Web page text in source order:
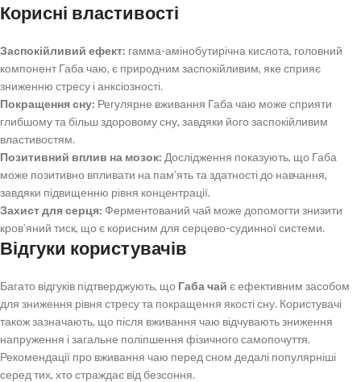
Корисні властивості
Заспокійливий ефект: гамма-амінобутирічна кислота, головний
компонент Габа чаю, є природним заспокійливим, яке сприяє
зниженню стресу і анксіозності.
Покращення сну: Регулярне вживання Габа чаю може сприяти
глибшому та більш здоровому сну, завдяки його заспокійливим
властивостям.
Позитивний вплив на мозок: Дослідження показують, що Габа
може позитивно впливати на пам’ять та здатності до навчання,
завдяки підвищенню рівня концентрації.
Захист для серця: Ферментований чай може допомогти знизити
кров’яний тиск, що є корисним для серцево-судинної системи.
Відгуки користувачів
Багато відгуків підтверджують, що Габа чай є ефективним засобом
для зниження рівня стресу та покращення якості сну. Користувачі
також зазначають, що після вживання чаю відчувають зниження
напруження і загальне поліпшення фізичного самопочуття.
Рекомендації про вживання чаю перед сном дедалі популярніші
серед тих, хто страждає від безсоння.